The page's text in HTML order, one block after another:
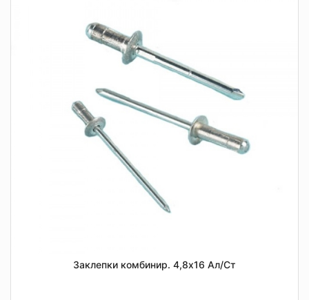
Заклепки комбинир. 4,8х16 Ал/Ст